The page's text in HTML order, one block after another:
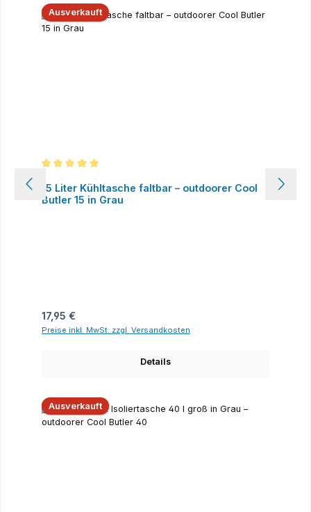
Ausverkauft
15 Liter Kühltasche faltbar – outdoorer Cool
Butler 15 in Grau
Regulärer Preis:
17,95 €
Preise inkl. MwSt. zzgl. Versandkosten
Details
Ausverkauft